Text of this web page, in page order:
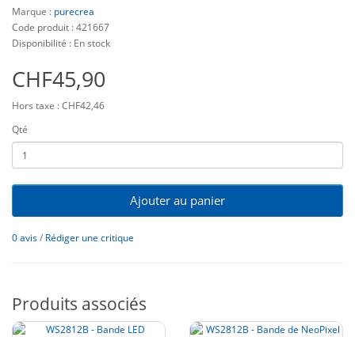
Marque : purecrea
Code produit : 421667
Disponibilité : En stock
CHF45,90
Hors taxe : CHF42,46
Qté
Ajouter au panier
0 avis/ Rédiger une critique
Produits associés